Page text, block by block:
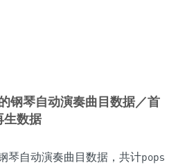
钢琴自动演奏曲目数据／首
生数据
琴自动演奏曲目数据，共计pops